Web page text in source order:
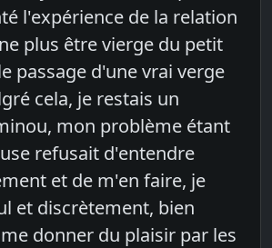
l'expérience de la relation
plus être vierge du petit
passage d'une vrai verge
cela, je restais un
mon problème étant
refusait d'entendre
et de m'en faire, je
et discrètement, bien
donner du plaisir par les